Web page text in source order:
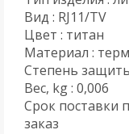
Вид : RJ11/TV
Цвет : титан
Материал :
Степень
Вес, kg : 0,006
Срок поставки
заказ